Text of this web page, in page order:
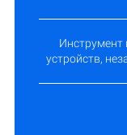
устройств,